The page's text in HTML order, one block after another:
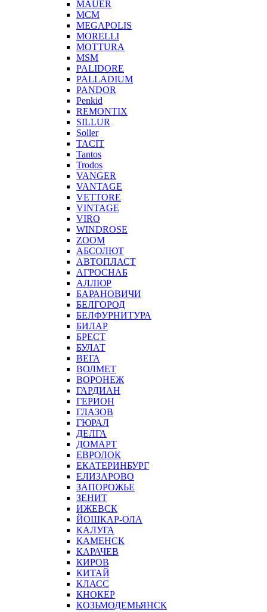
MAUER
MCM
MEGAPOLIS
MORELLI
MOTTURA
MSM
PALIDORE
PALLADIUM
PANDOR
Penkid
REMONTIX
SILLUR
Soller
TACIT
Tantos
Trodos
VANGER
VANTAGE
VETTORE
VINTAGE
VIRO
WINDROSE
ZOOM
АБСОЛЮТ
АВТОПЛАСТ
АГРОСНАБ
АЛЛЮР
БАРАНОВИЧИ
БЕЛГОРОД
БЕЛФУРНИТУРА
БИЛАР
БРЕСТ
БУЛАТ
ВЕГА
ВОЛМЕТ
ВОРОНЕЖ
ГАРДИАН
ГЕРИОН
ГЛАЗОВ
ГЮРАЛ
ДЕЛГА
ДОМАРТ
ЕВРОЛОК
ЕКАТЕРИНБУРГ
ЕЛИЗАРОВО
ЗАПОРОЖЬЕ
ЗЕНИТ
ИЖЕВСК
ЙОШКАР-ОЛА
КАЛУГА
КАМЕНСК
КАРАЧЕВ
КИРОВ
КИТАЙ
КЛАСС
КНОКЕР
КОЗЬМОДЕМЬЯНСК